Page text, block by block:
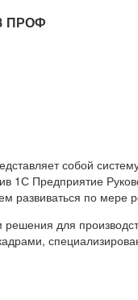
ПРОФ
собой
1С Предприятие
развиваться по мере
для